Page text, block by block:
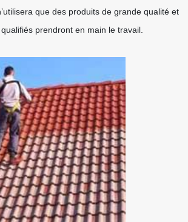
que des produits de grande qualité et
prendront en main le travail.